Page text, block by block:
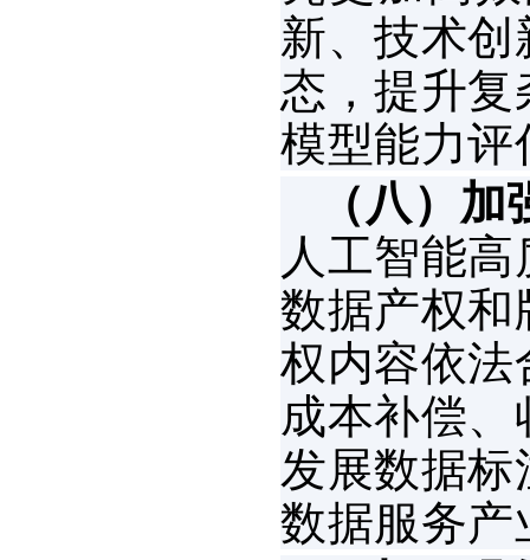
新、技术
态，提升复
模型能力评
（八）
人工智能
数据产权和
权内容依法
成本补偿
发展数据标
数据服务产